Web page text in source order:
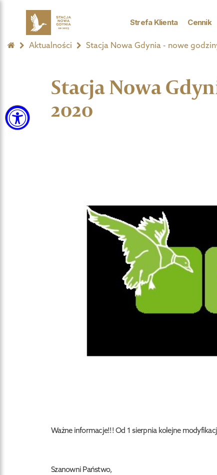
Strefa Klienta Cennik
Aktualności Stacja Nowa Gdynia - nowe
Stacja Nowa
2020
Ważne informacje!!! Od 1 sierpnia kolejne
Szanowni Państwo,